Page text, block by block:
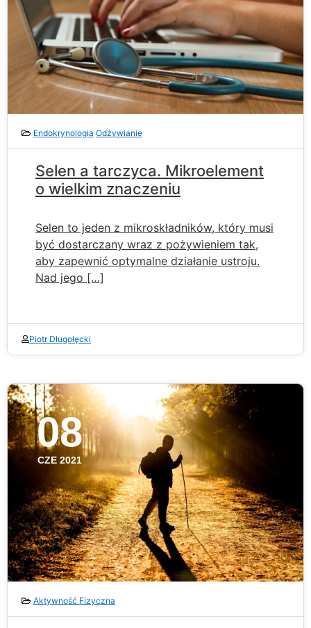
Endokrynologia Odżywianie
Selen a tarczyca. Mikroelement
o wielkim znaczeniu
Selen to jeden z mikroskładników, który musi
być dostarczany wraz z pożywieniem tak,
aby zapewnić optymalne działanie ustroju.
Nad jego […]
Piotr Długołęcki
08
CZE 2021
Aktywność Fizyczna